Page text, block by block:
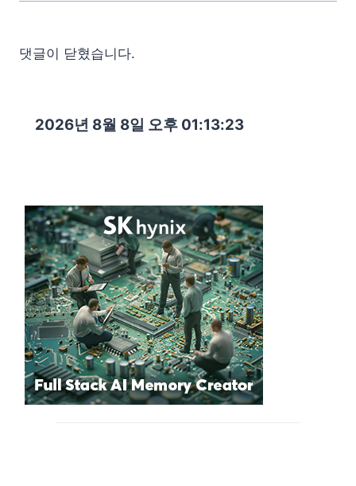
댓글이 닫혔습니다.
2026년 8월 8일 오후 01:13:24